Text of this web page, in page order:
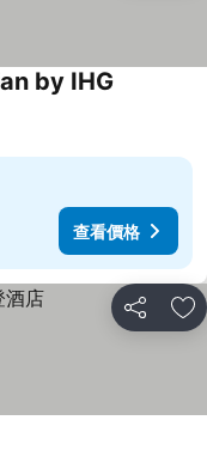
by IHG
查看價格
分享 放